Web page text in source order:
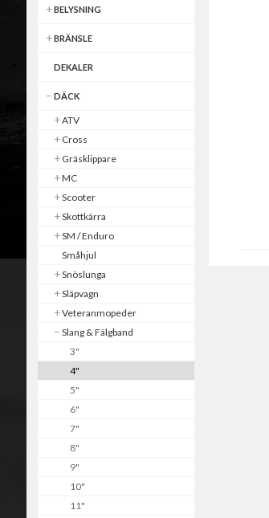
BELYSNING
BRÄNSLE
DEKALER
DÄCK
ATV
Cross
Gräsklippare
MC
Scooter
Skottkärra
SM / Enduro
Småhjul
Snöslunga
Släpvagn
Veteranmopeder
Slang & Fälgband
3"
4"
5"
6"
7"
8"
9"
10"
11"